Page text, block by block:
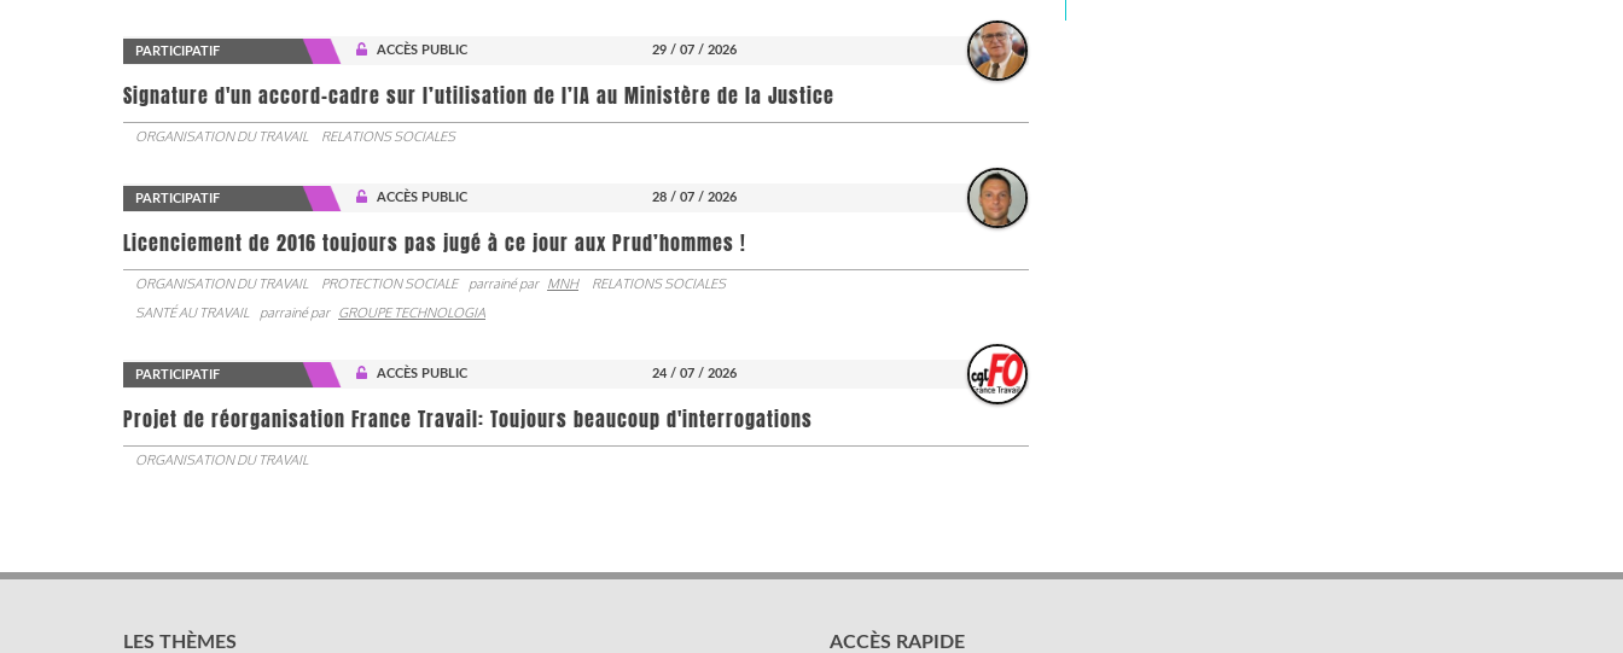
PARTICIPATIF ACCÈS PUBLIC 29 / 07 / 2026
Signature d'un accord-cadre sur l’utilisation de l’IA au Ministère de la Justice
ORGANISATION DU TRAVAIL RELATIONS SOCIALES
PARTICIPATIF ACCÈS PUBLIC 28 / 07 / 2026
Licenciement de 2016 toujours pas jugé à ce jour aux Prud’hommes !
ORGANISATION DU TRAVAIL PROTECTION SOCIALE parrainé par MNH
RELATIONS SOCIALES
SANTÉ AU TRAVAIL
parrainé par GROUPE TECHNOLOGIA
PARTICIPATIF ACCÈS PUBLIC 24 / 07 / 2026
Projet de réorganisation France Travail: Toujours beaucoup d'interrogations
ORGANISATION DU TRAVAIL
LES THÈMES ACCÈS RAPIDE